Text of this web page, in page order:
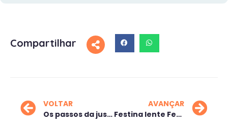
Compartilhar
VOLTAR
Os passos da justiça
AVANÇAR
Festina lente Festina”